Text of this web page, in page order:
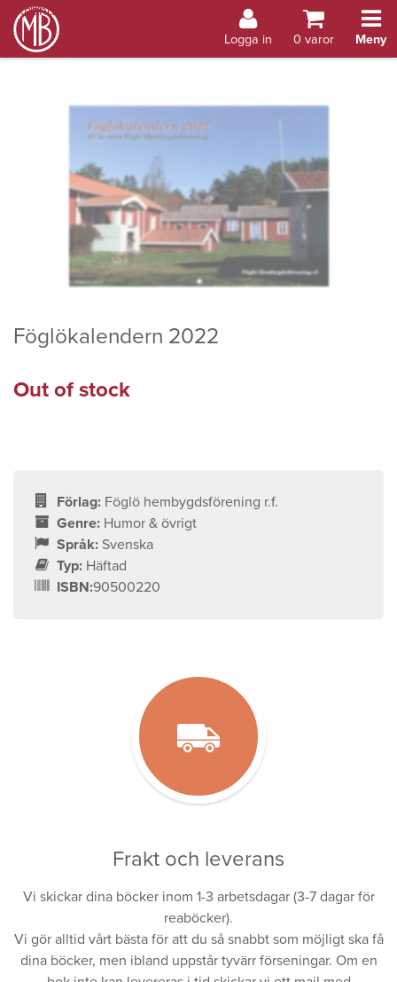
Åland
Logga in 0 varor Meny
Föglökalendern 2022
Out of stock
Förlag: Föglö hembygdsförening r.f.
Genre: Humor & övrigt
Språk: Svenska
Typ: Häftad
ISBN:90500220
Frakt och leverans
Vi skickar dina böcker inom 1-3 arbetsdagar (3-7 dagar för
reaböcker).
Vi gör alltid vårt bästa för att du så snabbt som möjligt ska få
dina böcker, men ibland uppstår tyvärr förseningar. Om en